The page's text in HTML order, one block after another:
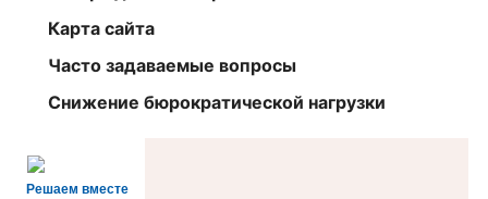
Карта сайта
Часто задаваемые вопросы
Снижение бюрократической нагрузки
Решаем вместе